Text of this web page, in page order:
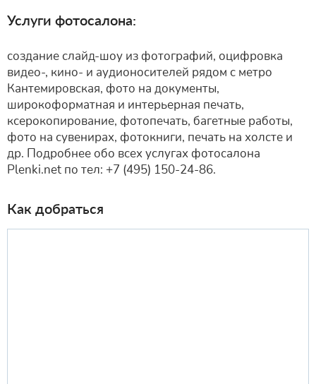
Услуги фотосалона:
создание слайд-шоу из фотографий, оцифровка
видео-, кино- и аудионосителей рядом с метро
Кантемировская, фото на документы,
широкоформатная и интерьерная печать,
ксерокопирование, фотопечать, багетные работы,
фото на сувенирах, фотокниги, печать на холсте и
др. Подробнее обо всех услугах фотосалона
Plenki.net по тел: +7 (495) 150-24-86.
Как добраться